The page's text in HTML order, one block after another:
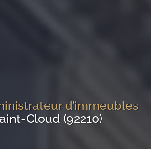
d’immeubles
Cloud (92210)